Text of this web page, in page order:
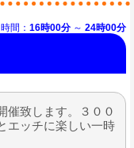
時間： 16時00分 ～ 24時00分
催致します。３００
エッチに楽しい一時